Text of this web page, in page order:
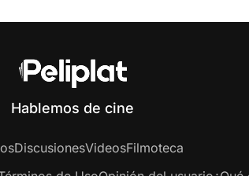
Hablemos de cine
DiscusionesVideosFilmoteca